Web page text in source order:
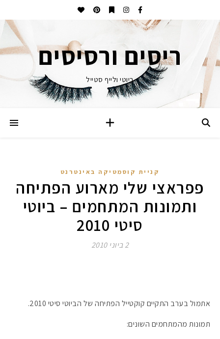
ריסים ורסיסים
ביוטי ולייף סטייל
קניית קוסמטיקה באינטרנט
פפראצי שלי מארוע הפתיחה
ותמונות המתחמים – ביוטי
סיטי 2010
2 ביוני 2010
אתמול בערב התקיים קוקטייל הפתיחה של הביוטי סיטי 2010.
תמונות מהמתחמים השונים: